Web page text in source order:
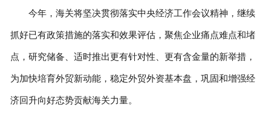
今年，海关将坚决贯彻落实中央经济工作会议精神，继续
抓好已有政策措施的落实和效果评估，聚焦企业痛点难点和堵
点，研究储备、适时推出更有针对性、更有含金量的新举措，
为加快培育外贸新动能，稳定外贸外资基本盘，巩固和增强经
济回升向好态势贡献海关力量。